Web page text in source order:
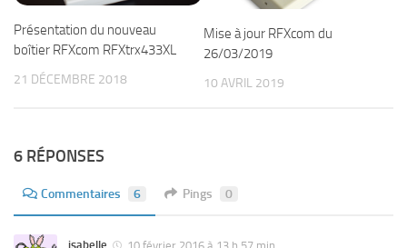
Présentation du nouveau
boîtier RFXcom RFXtrx433XL
21 DÉCEMBRE 2018
Mise à jour RFXcom du
26/03/2019
10 AVRIL 2019
6 RÉPONSES
Commentaires 6 Pings 0
isabelle